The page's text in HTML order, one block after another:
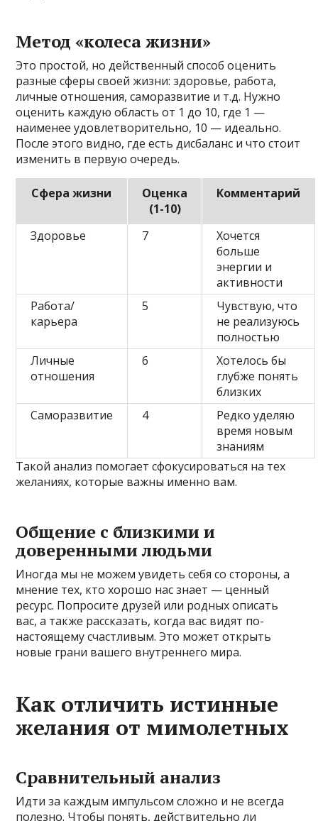
Метод «колеса жизни»
Это простой, но действенный способ оценить
разные сферы своей жизни: здоровье, работа,
личные отношения, саморазвитие и т.д. Нужно
оценить каждую область от 1 до 10, где 1 —
наименее удовлетворительно, 10 — идеально.
После этого видно, где есть дисбаланс и что стоит
изменить в первую очередь.
Сфера жизни
Оценка
(1-10)
Комментарий
Здоровье 7
Хочется
больше
энергии и
активности
Работа/
карьера
5
Чувствую, что
не реализуюсь
полностью
Личные
отношения
6
Хотелось бы
глубже понять
близких
Саморазвитие
4
Редко уделяю
время новым
знаниям
Такой анализ помогает сфокусироваться на тех
желаниях, которые важны именно вам.
Общение с близкими и
доверенными людьми
Иногда мы не можем увидеть себя со стороны, а
мнение тех, кто хорошо нас знает — ценный
ресурс. Попросите друзей или родных описать
вас, а также рассказать, когда вас видят по-
настоящему счастливым. Это может открыть
новые грани вашего внутреннего мира.
Как отличить истинные
желания от мимолетных
Сравнительный анализ
Идти за каждым импульсом сложно и не всегда
полезно. Чтобы понять, действительно ли